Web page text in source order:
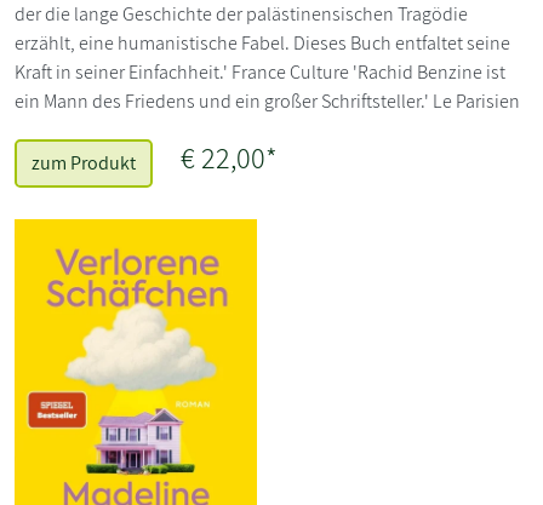
der die lange Geschichte der palästinensischen Tragödie
erzählt, eine humanistische Fabel. Dieses Buch entfaltet seine
Kraft in seiner Einfachheit.' France Culture 'Rachid Benzine ist
ein Mann des Friedens und ein großer Schriftsteller.' Le Parisien
zum Produkt € 22,00*